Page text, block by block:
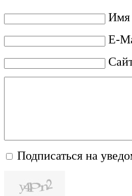
Имя
E-
Подписаться на